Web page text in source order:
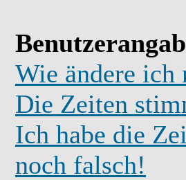
Wie ändere ich
Die Zeiten
Ich habe die
noch falsch!